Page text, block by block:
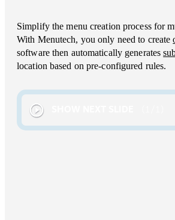
Simplify the menu creation process for
With Menutech, you only need to create
software then automatically generates
location based on pre-configured rules.